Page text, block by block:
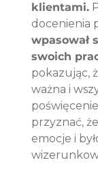
klientami.
docenienia
wpasował
swoich
pokazując,
ważna i
przyznać,
emocje i